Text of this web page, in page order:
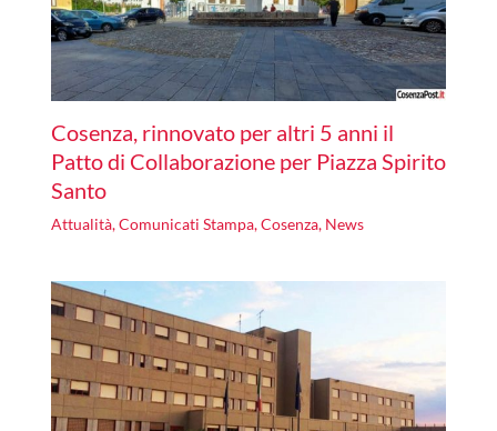
Cosenza, rinnovato per altri 5 anni il
Patto di Collaborazione per Piazza Spirito
Santo
Attualità,Comunicati Stampa,Cosenza, News